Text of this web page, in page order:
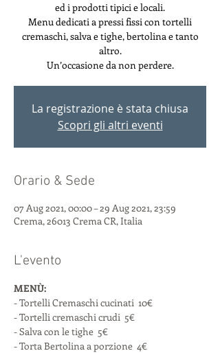
ed i prodotti tipici e locali.
Menu dedicati a pressi fissi con tortelli
cremaschi, salva e tighe, bertolina e tanto
altro.
Un’occasione da non perdere.
La registrazione è stata chiusa
Scopri gli altri eventi
Orario & Sede
07 Aug 2021, 00:00 – 29 Aug 2021, 23:59
Crema, 26013 Crema CR, Italia
L'evento
MENÙ:
- Tortelli Cremaschi cucinati  10€
- Tortelli cremaschi crudi  5€
- Salva con le tighe  5€
- Torta Bertolina a porzione  4€